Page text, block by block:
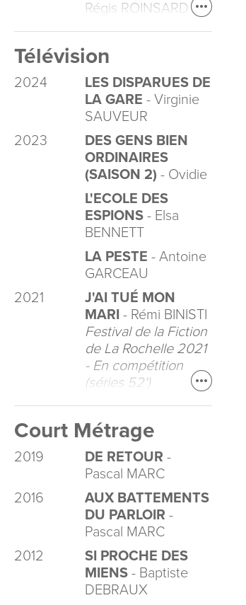
Régis ROINSARD
Télévision
2024
LES DISPARUES DE
LA GARE - Virginie
SAUVEUR
2023
DES GENS BIEN
ORDINAIRES
(SAISON 2) - Ovidie
L'ECOLE DES
ESPIONS - Elsa
BENNETT
LA PESTE - Antoine
GARCEAU
2021
J'AI TUÉ MON
MARI - Rémi BINISTI
Festival de la Fiction
de La Rochelle 2021
- En compétition
(séries 52')
Court Métrage
2019 DE RETOUR -
Pascal MARC
2016
AUX BATTEMENTS
DU PARLOIR -
Pascal MARC
2012
SI PROCHE DES
MIENS - Baptiste
DEBRAUX